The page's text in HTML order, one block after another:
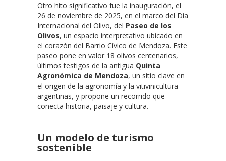
Otro hito significativo fue la inauguración, el
26 de noviembre de 2025, en el marco del Día
Internacional del Olivo, del Paseo de los
Olivos, un espacio interpretativo ubicado en
el corazón del Barrio Cívico de Mendoza. Este
paseo pone en valor 18 olivos centenarios,
últimos testigos de la antigua Quinta
Agronómica de Mendoza, un sitio clave en
el origen de la agronomía y la vitivinicultura
argentinas, y propone un recorrido que
conecta historia, paisaje y cultura.
Un modelo de turismo
sostenible